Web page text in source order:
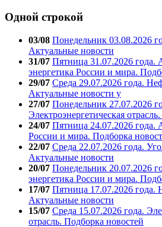
Одной строкой
03/08 Понедельник 03.08.2026
Актуальные новости
31/07 Пятница 31.07.2026 года.
энергетика России и мира.
29/07 Среда 29.07.2026 года.
Актуальные новости у
27/07 Понедельник 27.07.2026
Электроэнергетическая
24/07 Пятница 24.07.2026 года.
России и мира. Подборка
22/07 Среда 22.07.2026 года.
Актуальные новости
20/07 Понедельник 20.07.2026
энергетика России и мира.
17/07 Пятница 17.07.2026 года.
Актуальные новости
15/07 Среда 15.07.2026 года.
отрасль. Подборка новостей